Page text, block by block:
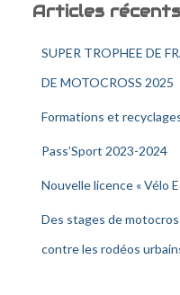
Articles récents
SUPER TROPHEE DE
DE MOTOCROSS 2025
Formations et
Pass’Sport 2023-2024
Nouvelle licence « Vélo
Des stages de
contre les rodéos